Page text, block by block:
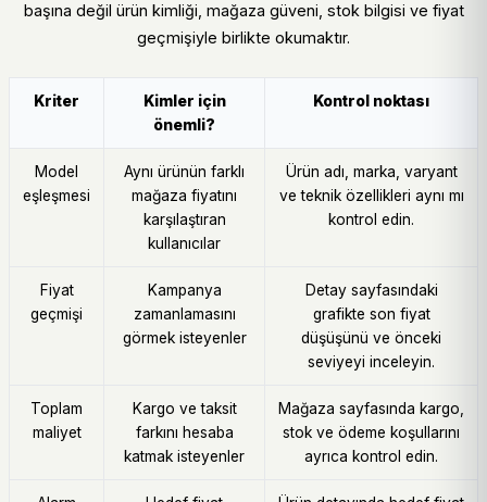
başına değil ürün kimliği, mağaza güveni, stok bilgisi ve fiyat
geçmişiyle birlikte okumaktır.
Kriter
Kimler için
önemli?
Kontrol noktası
Model
eşleşmesi
Aynı ürünün farklı
mağaza fiyatını
karşılaştıran
kullanıcılar
Ürün adı, marka, varyant
ve teknik özellikleri aynı mı
kontrol edin.
Fiyat
geçmişi
Kampanya
zamanlamasını
görmek isteyenler
Detay sayfasındaki
grafikte son fiyat
düşüşünü ve önceki
seviyeyi inceleyin.
Toplam
maliyet
Kargo ve taksit
farkını hesaba
katmak isteyenler
Mağaza sayfasında kargo,
stok ve ödeme koşullarını
ayrıca kontrol edin.